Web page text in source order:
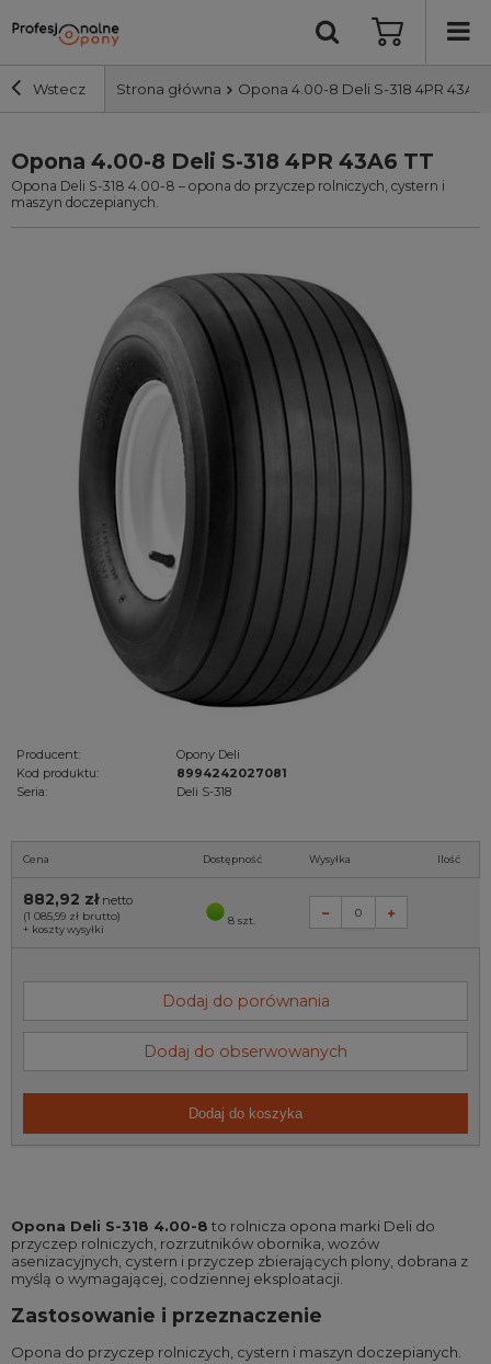
Wstecz Strona główna Opona 4.00-8 Deli S-318 4PR 43A6
Szerokość i profil
Wyszukaj
Opona 4.00-8 Deli S-318 4PR 43A6 TT
Opona Deli S-318 4.00-8 – opona do przyczep rolniczych, cystern i
maszyn doczepianych.
Producent:
Opony Deli
Kod produktu:
8994242027081
Seria:
Deli S-318
Cena Dostępność Wysyłka Ilość
882,92 złnetto
(1 085,99 zł brutto)
+ koszty wysyłki
8 szt.
Dodaj do porównania
Dodaj do obserwowanych
Dodaj do koszyka
Opona Deli S-318 4.00-8 to rolnicza opona marki Deli do
przyczep rolniczych, rozrzutników obornika, wozów
asenizacyjnych, cystern i przyczep zbierających plony, dobrana z
myślą o wymagającej, codziennej eksploatacji.
Zastosowanie i przeznaczenie
Opona do przyczep rolniczych, cystern i maszyn doczepianych.